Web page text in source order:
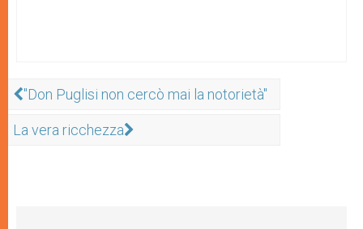
"Don Puglisi non cercò mai la notorietà"
La vera ricchezza